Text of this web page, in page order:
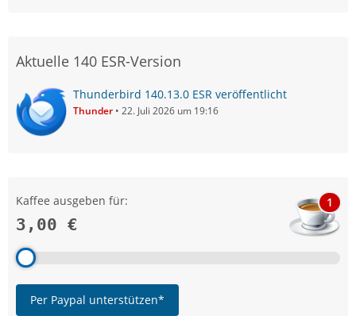
Aktuelle 140 ESR-Version
Thunderbird 140.13.0 ESR veröffentlicht
Thunder 22. Juli 2026 um 19:16
Kaffee ausgeben für:
3,00 €
1
Per Paypal unterstützen*